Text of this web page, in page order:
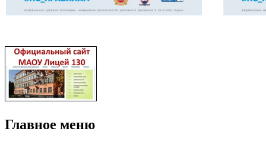
Главное меню